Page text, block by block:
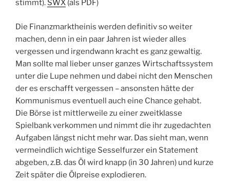
stimmt). SWX (als PDF)
Die Finanzmarktheinis werden definitiv so weiter
machen, denn in ein paar Jahren ist wieder alles
vergessen und irgendwann kracht es ganz gewaltig.
Man sollte mal lieber unser ganzes Wirtschaftssystem
unter die Lupe nehmen und dabei nicht den Menschen
der es erschafft vergessen – ansonsten hätte der
Kommunismus eventuell auch eine Chance gehabt.
Die Börse ist mittlerweile zu einer zweitklasse
Spielbank verkommen und nimmt die ihr zugedachten
Aufgaben längst nicht mehr war. Das sieht man, wenn
vermeindlich wichtige Sesselfurzer ein Statement
abgeben, z.B. das Öl wird knapp (in 30 Jahren) und kurze
Zeit später die Ölpreise explodieren.